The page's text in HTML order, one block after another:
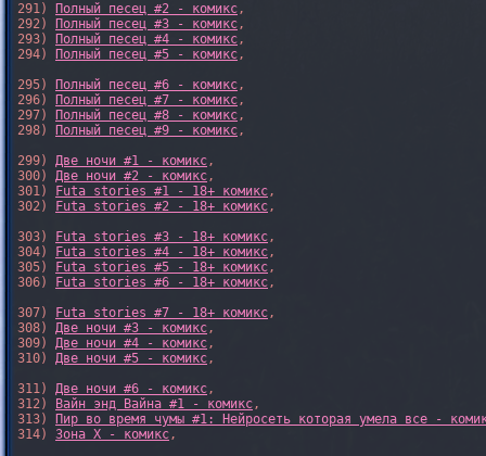
291)
Полный песец #2 - комикс,
292)
Полный песец #3 - комикс,
293)
Полный песец #4 - комикс,
294)
Полный песец #5 - комикс,
295)
Полный песец #6 - комикс,
296)
Полный песец #7 - комикс,
297)
Полный песец #8 - комикс,
298)
Полный песец #9 - комикс,
299) Две ночи #1 - комикс,
300) Две ночи #2 - комикс,
301)
Futa stories #1 - 18+ комикс,
302)
Futa stories #2 - 18+ комикс,
303)
Futa stories #3 - 18+ комикс,
304)
Futa stories #4 - 18+ комикс,
305)
Futa stories #5 - 18+ комикс,
306)
Futa stories #6 - 18+ комикс,
307)
Futa stories #7 - 18+ комикс,
308) Две ночи #3 - комикс,
309) Две ночи #4 - комикс,
310) Две ночи #5 - комикс,
311) Две ночи #6 - комикс,
312)
Вайн энд Вайна #1 - комикс,
313)
Пир во время чумы #1: Нейросеть которая умела все -
314) Зона X - комикс,